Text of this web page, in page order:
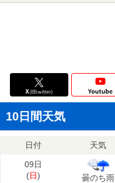
10日間天気
日付 天気
09日
(日) 曇のち雨